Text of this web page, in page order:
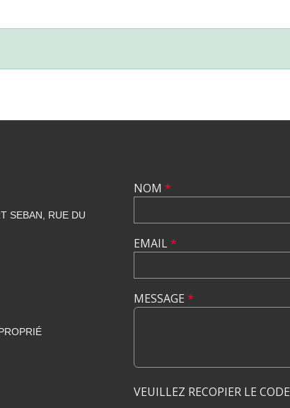
SEBAN, RUE DU
NOM *
EMAIL*
MESSAGE *
VEUILLEZ RECOPIER LE CODE